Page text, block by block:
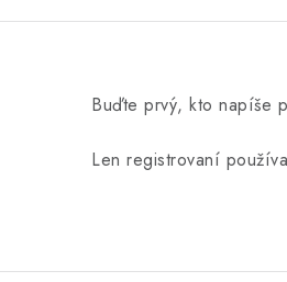
Buďte prvý, kto napíše
Len registrovaní